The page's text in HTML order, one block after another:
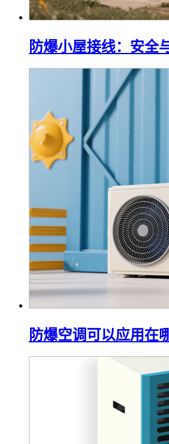
防爆小屋接线：安全
防爆空调可以应用在